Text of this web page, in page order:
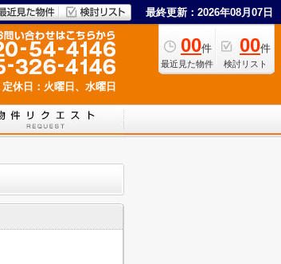
最終更新：2026年08月07日
00件
最近見た物件
00件
検討リスト
定休日：火曜日、水曜日